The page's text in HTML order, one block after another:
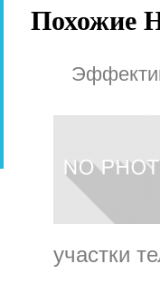
Похожие
участки